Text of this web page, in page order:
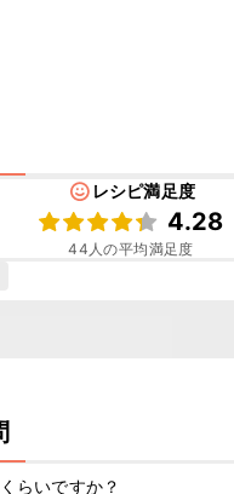
レシピ満足度
4.28
44 人の平均満足度
らいですか？